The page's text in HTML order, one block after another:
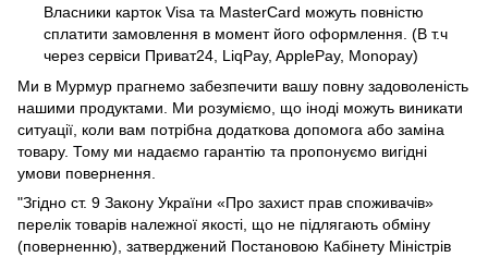
Власники карток Visa та MasterCard можуть повністю
сплатити замовлення в момент його оформлення. (В т.ч
через сервіси Приват24, LiqPay, ApplePay, Monopay)
Ми в Мурмур прагнемо забезпечити вашу повну задоволеність
нашими продуктами. Ми розуміємо, що іноді можуть виникати
ситуації, коли вам потрібна додаткова допомога або заміна
товару. Тому ми надаємо гарантію та пропонуємо вигідні
умови повернення.
"Згідно ст. 9 Закону України «Про захист прав споживачів»
перелік товарів належної якості, що не підлягають обміну
(поверненню), затверджений Постановою Кабінету Міністрів